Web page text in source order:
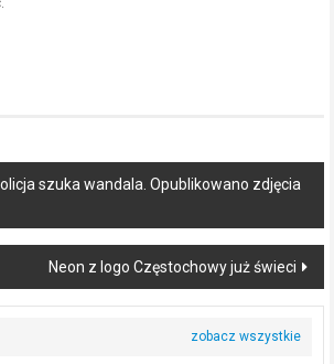
szuka wandala. Opublikowano zdjęcia
Neon z logo Częstochowy już świeci